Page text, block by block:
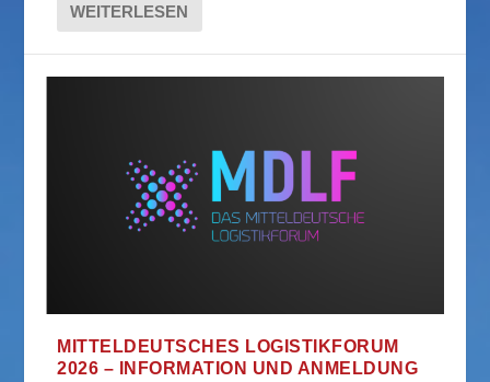
WEITERLESEN
MITTELDEUTSCHES LOGISTIKFORUM
2026 – INFORMATION UND ANMELDUNG